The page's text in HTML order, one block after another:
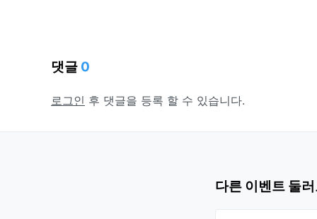
댓글 0
로그인 후 댓글을 등록 할 수 있습니다.
다른 이벤트 둘